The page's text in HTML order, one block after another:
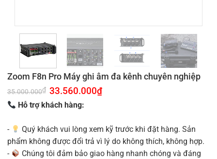
Zoom F8n Pro Máy ghi âm đa kênh chuyên nghiệp
35.000.000₫ Giá
gốc
là:
35.000.000₫.
33.560.000₫Giá
Hỗ trợ khách hàng:
-
Quý khách vui lòng xem kỹ trước khi đặt hàng. Sản
phẩm không được đổi trả vì lý do không thích, không hợp.
-
Chúng tôi đảm bảo giao hàng nhanh chóng và đáng